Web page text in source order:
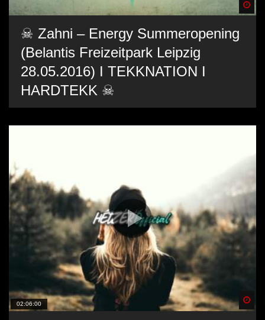
☠ Zahni – Energy Summeropening
(Belantis Freizeitpark Leipzig
28.05.2016) I TEKKNATION I
HARDTEKK ☠
02:06:00